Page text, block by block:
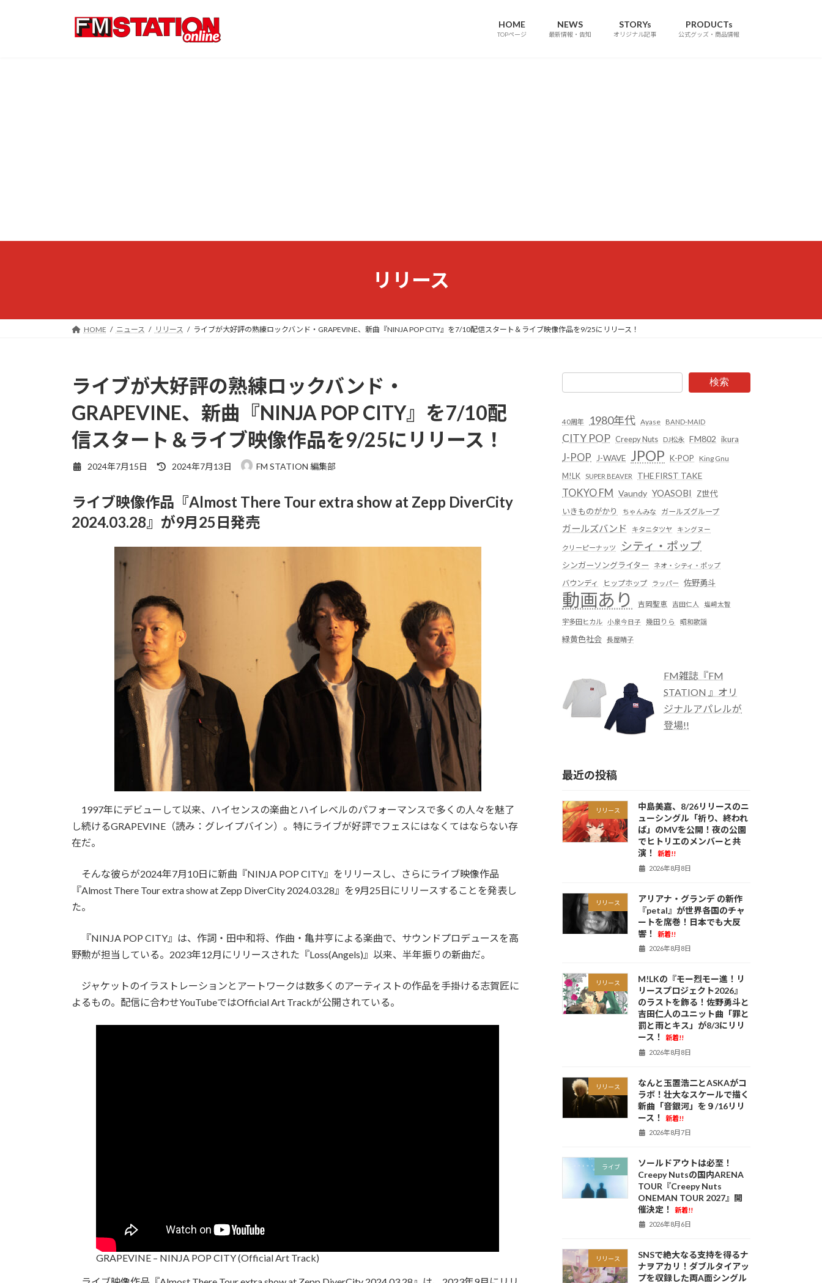
HOME
TOPページ
NEWS
最新情報・告知
STORYs
オリジナル記事
PRODUCTs
公式グッズ・商品情報
リリース
HOME ニュース リリース ライブが大好評の熟練ロックバンド・GRAPEVINE、新曲『NINJA POP CITY』を7/10配信スタート＆ライブ映像作品を9/25にリリース！
ライブが大好評の熟練ロックバンド・
GRAPEVINE、新曲『NINJA POP CITY』を7/10配
信スタート＆ライブ映像作品を9/25にリリース！
2024年7月15日
最
新
日
時
2024年7月13日 FM STATION 編集部
ライブ映像作品『Almost There Tour extra show at Zepp DiverCity
2024.03.28』が9月25日発売
1997年にデビューして以来、ハイセンスの楽曲とハイレベルのパフォーマンスで多くの人々を魅了
し続けるGRAPEVINE（読み：グレイプバイン）。特にライブが好評でフェスにはなくてはならない存
在だ。
そんな彼らが2024年7月10日に新曲『NINJA POP CITY』をリリースし、さらにライブ映像作品
『Almost There Tour extra show at Zepp DiverCity 2024.03.28』を9月25日にリリースすることを発表し
た。
『NINJA POP CITY』は、作詞・田中和将、作曲・亀井亨による楽曲で、サウンドプロデュースを高
野勲が担当している。2023年12月にリリースされた『Loss(Angels)』以来、半年振りの新曲だ。
ジャケットのイラストレーションとアートワークは数多くのアーティストの作品を手掛ける志賀匠に
よるもの。配信に合わせYouTubeではOfficial Art Trackが公開されている。
GRAPEVINE – NINJA POP CITY (Official Art Track)
検索
40周年 1980年代 Ayase BAND-MAID
CITY POP Creepy Nuts DJ松永 FM802 ikura
J-POP J-WAVE JPOP K-POP
King Gnu
M!LK
SUPER BEAVER THE FIRST TAKE
TOKYO FM Vaundy YOASOBI
Z世代
いきものがかり
ちゃんみな ガールズグループ
ガールズバンド キタニタツヤ キングヌー
クリーピーナッツ シティ・ポップ
シンガーソングライター ネオ・シティ・ポップ
バウンディ ヒップホップ ラッパー 佐野勇斗
動画あり 吉岡聖恵 吉田仁人 塩﨑太智
宇多田ヒカル 小泉今日子 幾田りら 昭和歌謡
緑黄色社会 長屋晴子
FM雑誌『FM
STATION 』オリ
ジナルアパレルが
登場!!
最近の投稿
リリース
中島美嘉、8/26リリースのニ
ューシングル「祈り、終われ
ば」のMVを公開！夜の公園
でヒトリエのメンバーと共
演！
新着!!
2026年8月8日
リリース
アリアナ・グランデ の新作
『petal』が世界各国のチャ
ートを席巻！日本でも大反
響！
新着!!
2026年8月8日
リリース
M!LKの『モー烈モー進！リ
リースプロジェクト2026』
のラストを飾る！佐野勇斗と
吉田仁人のユニット曲「罪と
罰と雨とキス」が8/3にリリ
ース！
新着!!
2026年8月8日
リリース
なんと玉置浩二とASKAがコ
ラボ！壮大なスケールで描く
新曲「音銀河」を９/16リリ
ース！
新着!!
2026年8月7日
ライブ
ソールドアウトは必至！
Creepy Nutsの国内ARENA
TOUR『Creepy Nuts
ONEMAN TOUR 2027』開
催決定！
新着!!
2026年8月6日
リリース
SNSで絶大なる支持を得るナ
ナヲアカリ！ダブルタイアッ
プを収録した両A面シングル